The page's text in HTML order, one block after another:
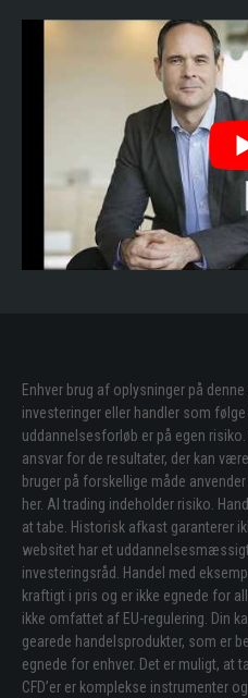
Enhver brug af oplysninger på
investeringer eller handler som
uddannelsesforløb er på egen
ansvar for de resultater, der kan
bruger på forskellige måde
her. Al trading indeholder risiko.
at tabe. Historisk afkast garanterer
websitet har et
investeringsråd. Handel med
kraftigt i pris og er ikke egnede for
ikke omfattet af EU-regulering. Din
gearede handelsprodukter, som er
egnede for enhver. Det er muligt, at
CFD’er er komplekse instrumenter